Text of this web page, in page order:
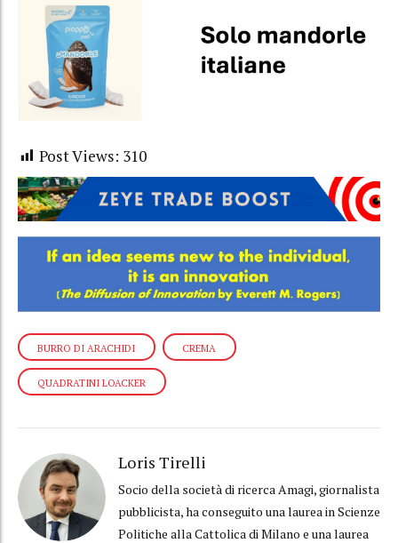
Post Views: 310
BURRO DI ARACHIDI CREMA
QUADRATINI LOACKER
Loris Tirelli
Socio della società di ricerca Amagi, giornalista
pubblicista, ha conseguito una laurea in Scienze
Politiche alla Cattolica di Milano e una laurea